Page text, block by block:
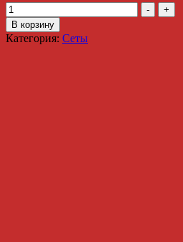
Количество
.Сет
Жара
-
+
В корзину
Категория: Сеты